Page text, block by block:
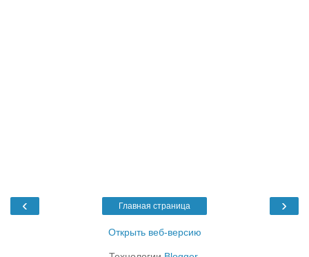
‹ ›
Главная страница
Открыть веб-версию